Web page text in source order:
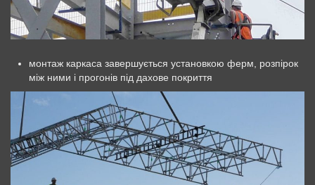
монтаж каркаса завершується установкою ферм, розпірок
між ними і прогонів під дахове покриття